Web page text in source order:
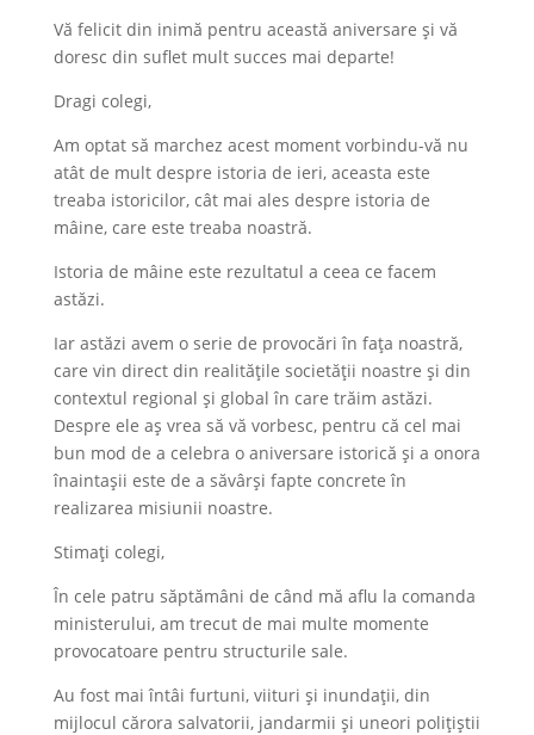
Vă felicit din inimă pentru această aniversare și vă
doresc din suflet mult succes mai departe!
Dragi colegi,
Am optat să marchez acest moment vorbindu-vă nu
atât de mult despre istoria de ieri, aceasta este
treaba istoricilor, cât mai ales despre istoria de
mâine, care este treaba noastră.
Istoria de mâine este rezultatul a ceea ce facem
astăzi.
Iar astăzi avem o serie de provocări în fața noastră,
care vin direct din realitățile societății noastre și din
contextul regional și global în care trăim astăzi.
Despre ele aș vrea să vă vorbesc, pentru că cel mai
bun mod de a celebra o aniversare istorică și a onora
înaintașii este de a săvârși fapte concrete în
realizarea misiunii noastre.
Stimați colegi,
În cele patru săptămâni de când mă aflu la comanda
ministerului, am trecut de mai multe momente
provocatoare pentru structurile sale.
Au fost mai întâi furtuni, viituri și inundații, din
mijlocul cărora salvatorii, jandarmii și uneori polițiștii